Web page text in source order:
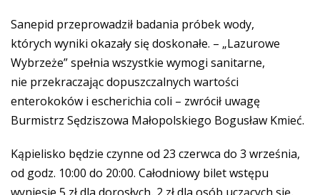
Sanepid przeprowadził badania próbek wody,
których wyniki okazały się doskonałe. – „Lazurowe
Wybrzeże” spełnia wszystkie wymogi sanitarne,
nie przekraczając dopuszczalnych wartości
enterokoków i escherichia coli – zwrócił uwagę
Burmistrz Sędziszowa Małopolskiego Bogusław Kmieć.
Kąpielisko będzie czynne od 23 czerwca do 3 września,
od godz. 10:00 do 20:00. Całodniowy bilet wstępu